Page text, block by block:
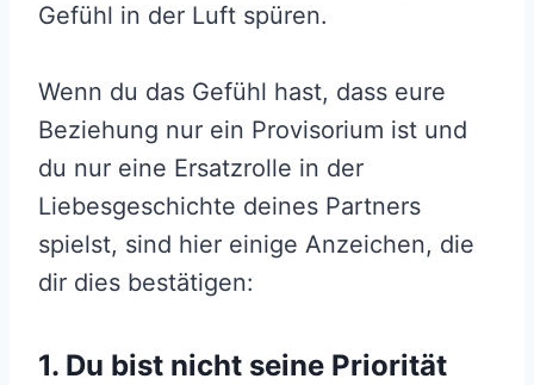
Gefühl in der Luft spüren.
Wenn du das Gefühl hast, dass eure
Beziehung nur ein Provisorium ist und
du nur eine Ersatzrolle in der
Liebesgeschichte deines Partners
spielst, sind hier einige Anzeichen, die
dir dies bestätigen:
1. Du bist nicht seine Priorität